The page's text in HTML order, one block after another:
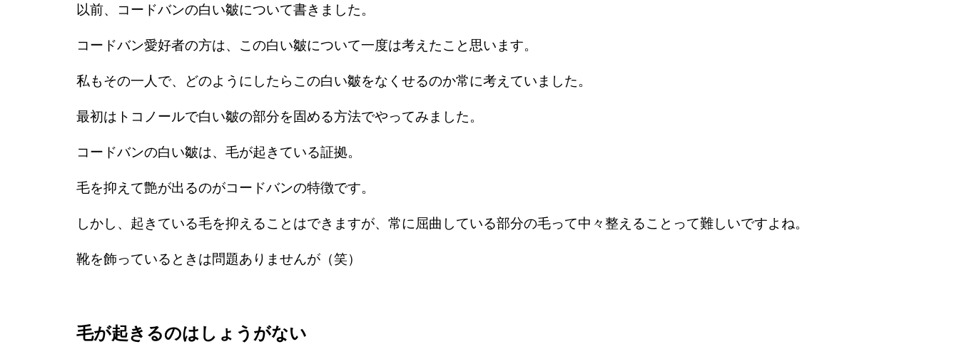
以前、コードバンの白い皺について書きました。
コードバン愛好者の方は、この白い皺について一度は考えたこと思います。
私もその一人で、どのようにしたらこの白い皺をなくせるのか常に考えていました。
最初はトコノールで白い皺の部分を固める方法でやってみました。
コードバンの白い皺は、毛が起きている証拠。
毛を抑えて艶が出るのがコードバンの特徴です。
しかし、起きている毛を抑えることはできますが、常に屈曲している部分の毛って中々整えることって難しいですよね。
靴を飾っているときは問題ありませんが（笑）
毛が起きるのはしょうがない